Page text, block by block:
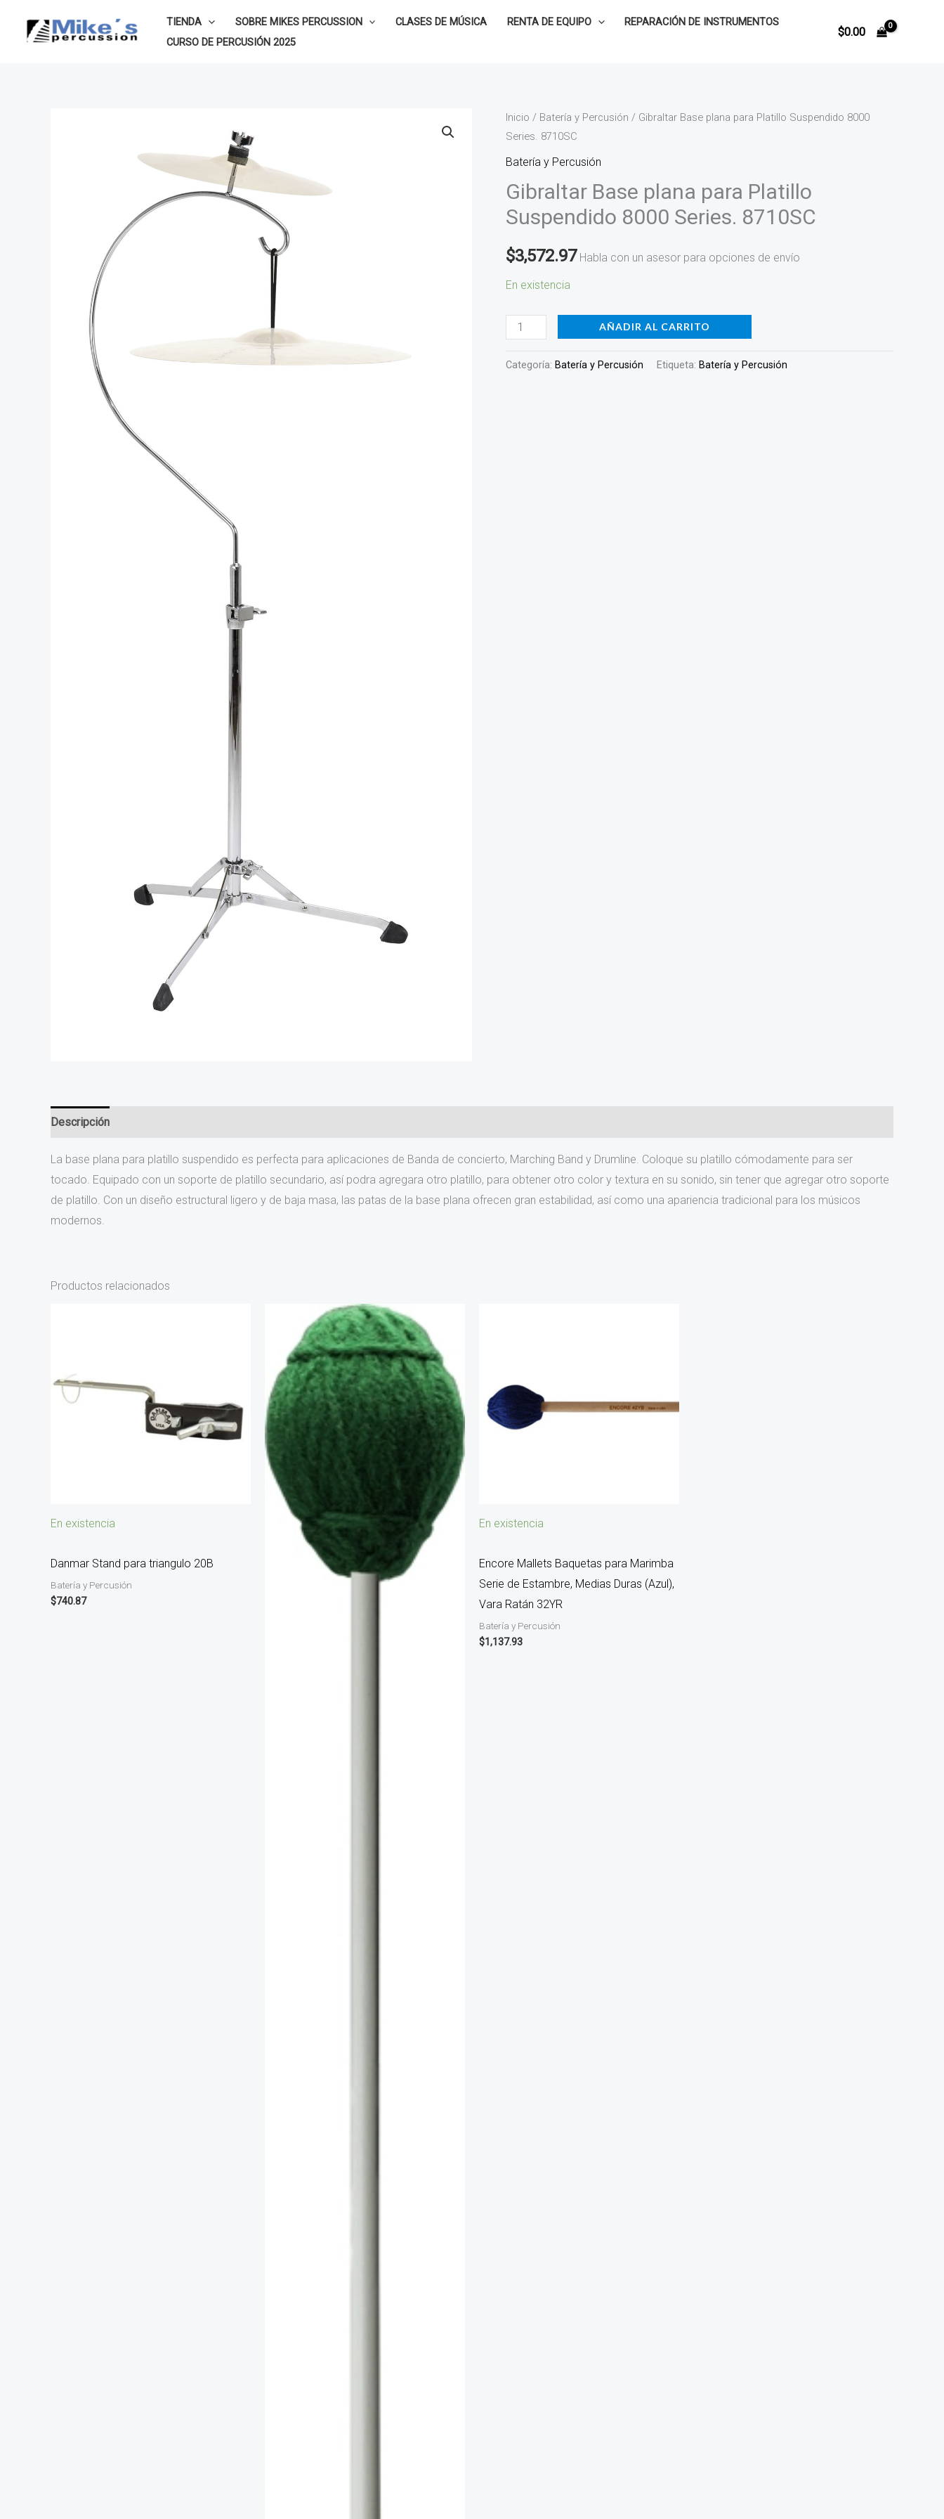
TIENDA SOBRE MIKES PERCUSSION CLASES DE MÚSICA RENTA DE EQUIPO
REPARACIÓN DE INSTRUMENTOS
CURSO DE PERCUSIÓN 2025
$0.00
Inicio / Batería y Percusión / Gibraltar Base plana para Platillo Suspendido 8000
Series. 8710SC
Batería y Percusión
Gibraltar Base plana para Platillo
Suspendido 8000 Series. 8710SC
$3,572.97 Habla con un asesor para opciones de envío
En existencia
Gibraltar
Base
plana
Platillo
Suspendido
Series.
8710SC
AÑADIR AL CARRITO
Categoría: Batería y Percusión Etiqueta: Batería y Percusión
Descripción
La base plana para platillo suspendido es perfecta para aplicaciones de Banda de concierto, Marching Band y Drumline. Coloque su platillo cómodamente para ser
tocado. Equipado con un soporte de platillo secundario, así podra agregara otro platillo, para obtener otro color y textura en su sonido, sin tener que agregar otro soporte
de platillo. Con un diseño estructural ligero y de baja masa, las patas de la base plana ofrecen gran estabilidad, así como una apariencia tradicional para los músicos
modernos.
Productos relacionados
En existencia
Danmar Stand para triangulo 20B
Batería y Percusión
$740.87
En existencia
Encore Mallets Baquetas para Marimba
Serie de Estambre, Medias Duras (Azul),
Vara Ratán 32YR
Batería y Percusión
$1,137.93